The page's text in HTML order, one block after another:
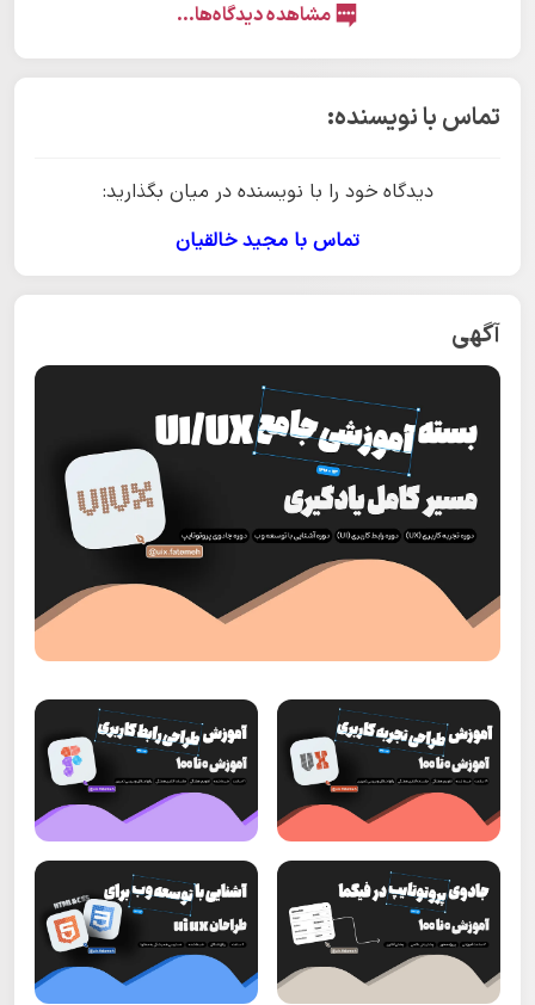
مشاهده دیدگاه‌ها...
تماس با نویسنده:
دیدگاه خود را با نویسنده در میان بگذارید:
تماس با مجید خالقیان
آگهی